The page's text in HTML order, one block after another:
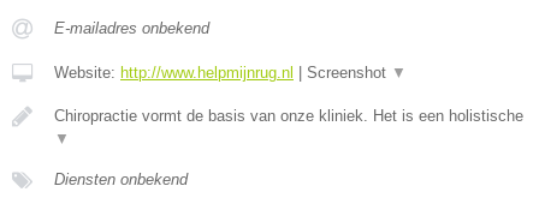
E-mailadres onbekend
Website: http://www.helpmijnrug.nl Screenshot ▼
Chiropractie vormt de basis van onze kliniek. Het is een holistische
▼
Diensten onbekend